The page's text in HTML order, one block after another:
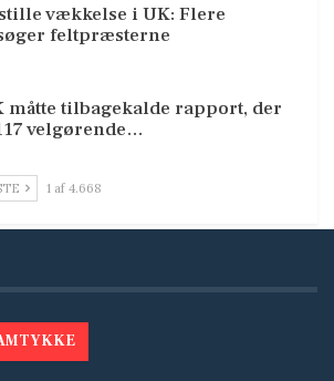
vækkelse i UK: Flere
feltpræsterne
måtte tilbagekalde rapport, der
velgørende…
1 af 4.668